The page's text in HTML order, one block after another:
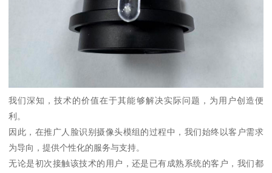
我们深知，技术的价值在于其能够解决实际问题，为用户创造便
利。
因此，在推广人脸识别摄像头模组的过程中，我们始终以客户需求
为导向，提供个性化的服务与支持。
无论是初次接触该技术的用户，还是已有成熟系统的客户，我们都